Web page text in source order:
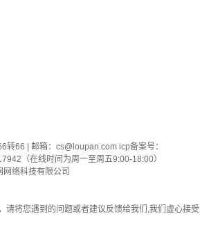
转66 | 邮箱： cs@loupan.com icp备案号：
（在线时间为周一至周五9:00-18:00）
络科技有限公司
请将您遇到的问题或者建议反馈给我们,我们虚心接受